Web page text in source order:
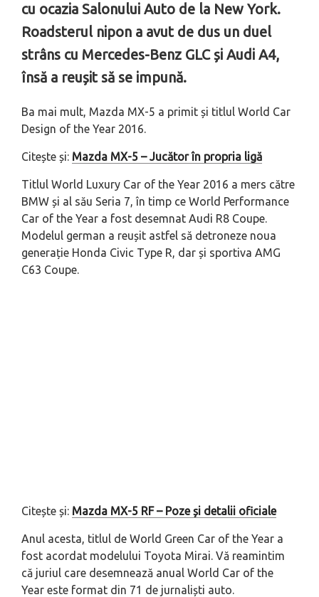
cu ocazia Salonului Auto de la New York.
Roadsterul nipon a avut de dus un duel
strâns cu Mercedes-Benz GLC și Audi A4,
însă a reușit să se impună.
Ba mai mult, Mazda MX-5 a primit și titlul World Car
Design of the Year 2016.
Citește și: Mazda MX-5 – Jucător în propria ligă
Titlul World Luxury Car of the Year 2016 a mers către
BMW și al său Seria 7, în timp ce World Performance
Car of the Year a fost desemnat Audi R8 Coupe.
Modelul german a reușit astfel să detroneze noua
generație Honda Civic Type R, dar și sportiva AMG
C63 Coupe.
Citește și: Mazda MX-5 RF – Poze și detalii oficiale
Anul acesta, titlul de World Green Car of the Year a
fost acordat modelului Toyota Mirai. Vă reamintim
că juriul care desemnează anual World Car of the
Year este format din 71 de jurnaliști auto.